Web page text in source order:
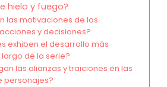
hielo y fuego?
las motivaciones de los
y decisiones?
exhiben el desarrollo más
de la serie?
las alianzas y traiciones en las
personajes?